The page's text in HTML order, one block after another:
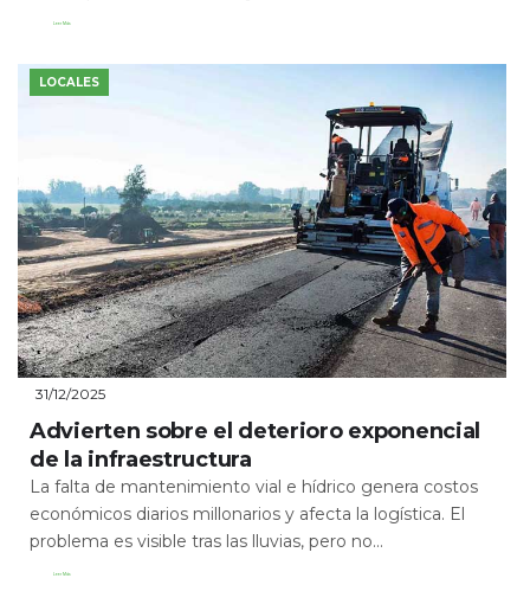
Leer Más
LOCALES
31/12/2025
Advierten sobre el deterioro exponencial
de la infraestructura
La falta de mantenimiento vial e hídrico genera costos
económicos diarios millonarios y afecta la logística. El
problema es visible tras las lluvias, pero no...
Leer Más